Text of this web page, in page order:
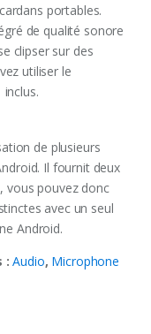
portables.
de qualité sonore
clipser sur des
utiliser le
de plusieurs
Il fournit deux
vous pouvez donc
avec un seul
Android.
:Audio, Microphone